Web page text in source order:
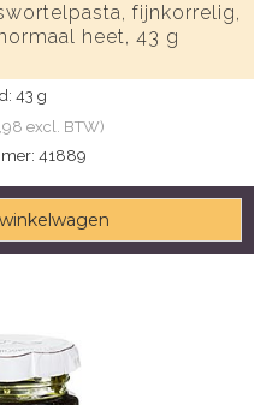
fijnkorrelig,
heet, 43 g
43 g
excl. BTW)
41889